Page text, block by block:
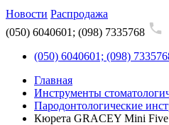
Новости Распродажа
(050) 6040601; (098) 7335768
(050) 6040601; (098)
Главная
Инструменты
Пародонтологические
Кюрета GRACEY Mini Five